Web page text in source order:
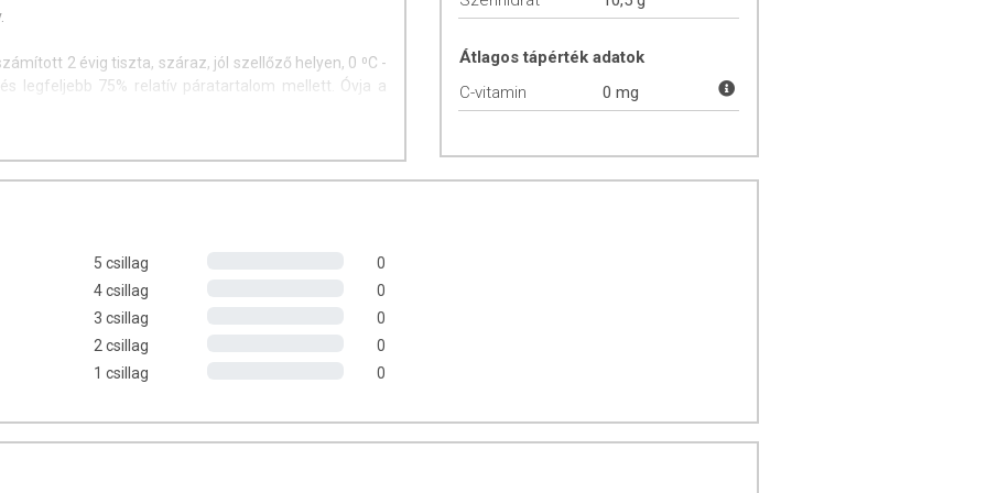
2 évig tiszta, száraz, jól szellőző helyen, 0 ⁰C -
legfeljebb 75% relatív páratartalom mellett. Óvja a
előtt rázza fel. Felbontás után hűtve tárolja és 1 napon
Átlagos tápérték adatok
C-vitamin
0 mg
5 csillag
0
4 csillag
0
3 csillag
0
2 csillag
0
1 csillag
0